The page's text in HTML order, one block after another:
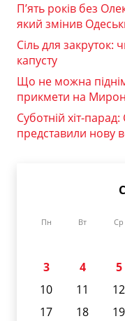
П’ять років без
який змінив
Сіль для закруток:
капусту
Що не можна
прикмети на
Суботній хіт-
представили нову
Пн Вт Ср
3
4 5
10
11 12
17
18 19